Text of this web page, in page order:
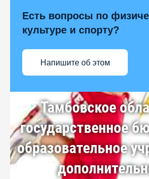
Есть вопросы по
культуре и спорту?
Напишите об этом
Тамбовское
государственное
образовательное